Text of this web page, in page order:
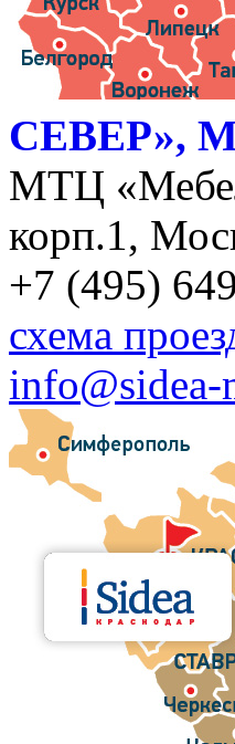
СЕВЕР»,
МТЦ
корп.1,
+7 (495)
схема
info@sidea-